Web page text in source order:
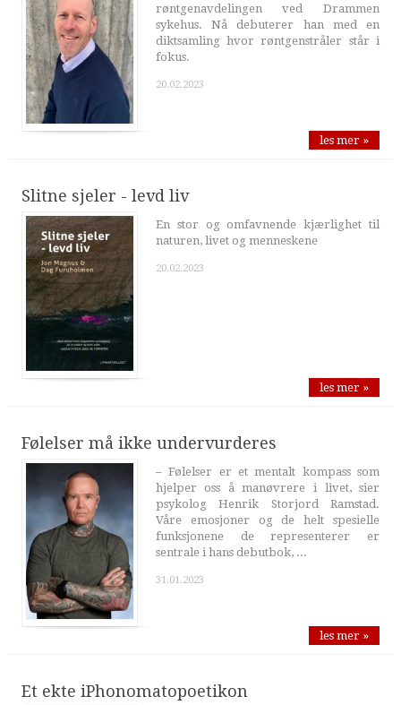
røntgenavdelingen ved Drammen
sykehus. Nå debuterer han med en
diktsamling hvor røntgenstråler står i
fokus.
20.02.2023
les mer »
Slitne sjeler - levd liv
En stor og omfavnende kjærlighet til
naturen, livet og menneskene
20.02.2023
les mer »
Følelser må ikke undervurderes
– Følelser er et mentalt kompass som
hjelper oss å manøvrere i livet, sier
psykolog Henrik Storjord Ramstad.
Våre emosjoner og de helt spesielle
funksjonene de representerer er
sentrale i hans debutbok, ...
31.01.2023
les mer »
Et ekte iPhonomatopoetikon